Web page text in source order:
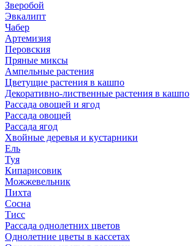
Зверобой
Эвкалипт
Чабер
Артемизия
Перовския
Пряные миксы
Ампельные растения
Цветущие растения в кашпо
Декоративно-лиственные растения в кашпо
Рассада овощей и ягод
Рассада овощей
Рассада ягод
Хвойные деревья и кустарники
Ель
Туя
Кипарисовик
Можжевельник
Пихта
Сосна
Тисc
Рассада однолетних цветов
Однолетние цветы в кассетах